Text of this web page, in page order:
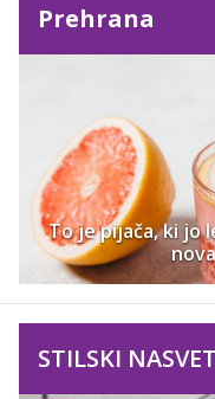
Prehrana
To je pijača, ki jo
STILSKI NASVET